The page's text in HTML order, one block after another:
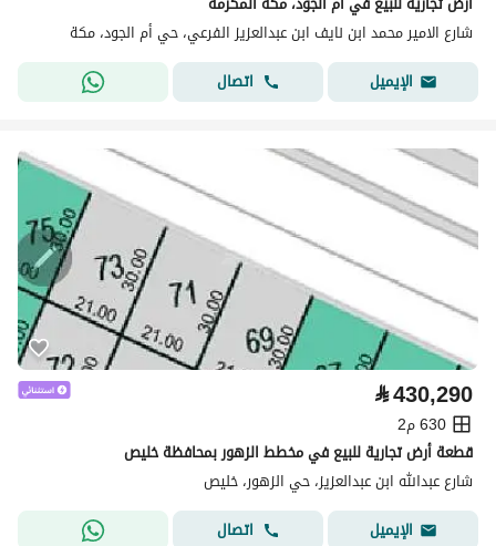
شارع الامير محمد ابن نايف ابن عبدالعزيز الفرعي، حي أم الجود، مكة
الإيميل
اتصال
⃁430,290
630 م2
قطعة أرض تجارية للبيع في مخطط الزهور بمحافظة خليص
شارع عبدالله ابن عبدالعزيز، حي الزهور، خليص
الإيميل
اتصال